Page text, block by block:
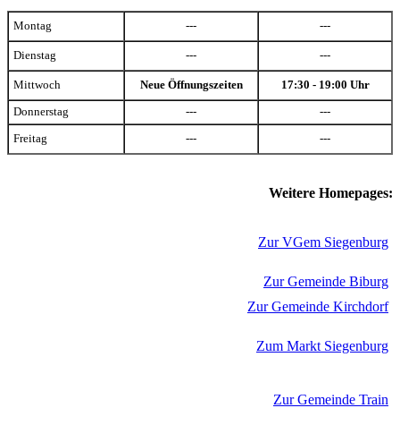
Montag --- ---
Dienstag --- ---
Mittwoch Neue Öffnungszeiten 17:30 - 19:00 Uhr
Donnerstag --- ---
Freitag --- ---
Weitere Homepages:
Zur VGem Siegenburg
Zur Gemeinde Biburg
Zur Gemeinde Kirchdorf
Zum Markt Siegenburg
Zur Gemeinde Train